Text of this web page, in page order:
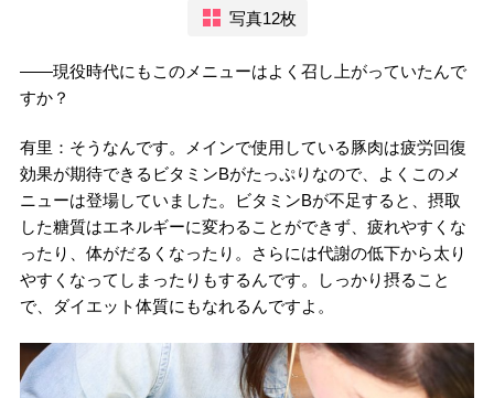
写真12枚
――現役時代にもこのメニューはよく召し上がっていたんで
すか？
有里：そうなんです。メインで使用している豚肉は疲労回復
効果が期待できるビタミンBがたっぷりなので、よくこのメ
ニューは登場していました。ビタミンBが不足すると、摂取
した糖質はエネルギーに変わることができず、疲れやすくな
ったり、体がだるくなったり。さらには代謝の低下から太り
やすくなってしまったりもするんです。しっかり摂ること
で、ダイエット体質にもなれるんですよ。